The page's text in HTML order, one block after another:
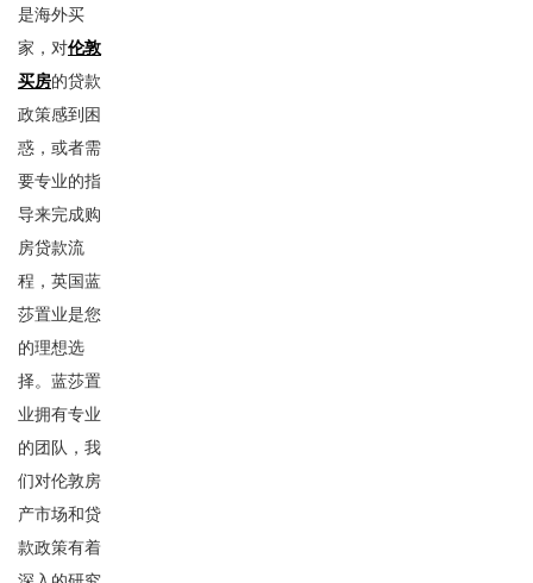
是海外买
家，对伦敦
买房的贷款
政策感到困
惑，或者需
要专业的指
导来完成购
房贷款流
程，英国蓝
莎置业是您
的理想选
择。蓝莎置
业拥有专业
的团队，我
们对伦敦房
产市场和贷
款政策有着